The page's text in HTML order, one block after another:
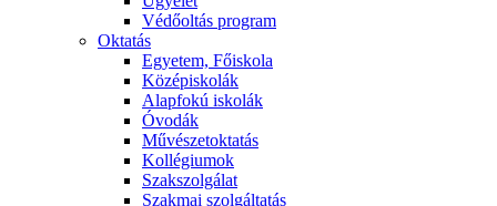
Védőoltás program
Oktatás
Egyetem, Főiskola
Középiskolák
Alapfokú iskolák
Óvodák
Művészetoktatás
Kollégiumok
Szakszolgálat
Szakmai szolgáltatás